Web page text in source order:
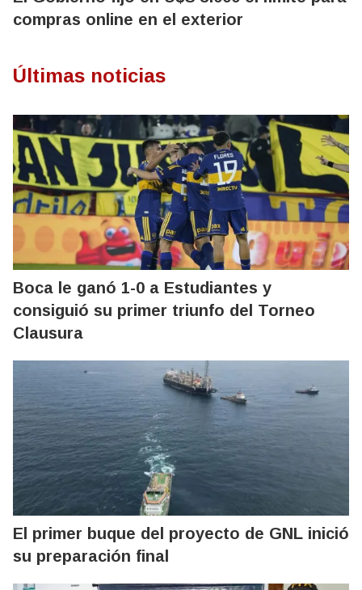
compras online en el exterior
Últimas noticias
Boca le ganó 1-0 a Estudiantes y
consiguió su primer triunfo del Torneo
Clausura
El primer buque del proyecto de GNL inició
su preparación final